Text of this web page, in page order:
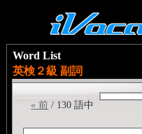
Word List
英検２級 副詞
« 前 / 130 語中